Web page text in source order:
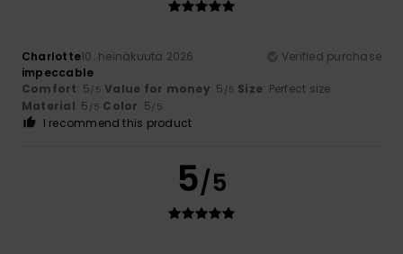
Charlotte10. heinäkuuta 2026
Verified purchase
impeccable
Comfort: 5/5 Value for money: 5 /5 Size: Perfect size
Material: 5 /5 Color: 5/5
I recommend this product
5/5